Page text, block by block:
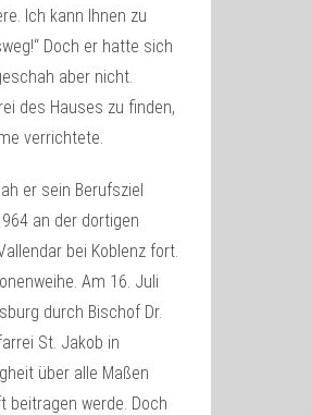
Ich kann Ihnen zu
Doch er hatte sich
aber nicht.
des Hauses zu finden,
verrichtete.
er sein Berufsziel
an der dortigen
bei Koblenz fort.
Am 16. Juli
durch Bischof Dr.
St. Jakob in
über alle Maßen
beitragen werde. Doch